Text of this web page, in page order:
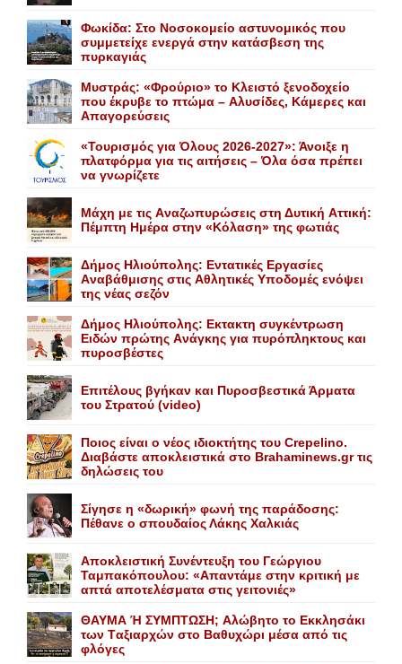
Φωκίδα: Στο Νοσοκομείο αστυνομικός που
συμμετείχε ενεργά στην κατάσβεση της
πυρκαγιάς
Mυστράς: «Φρούριο» το Kλειστό ξενοδοχείο
που έκρυβε το πτώμα – Aλυσίδες, Kάμερες και
Aπαγορεύσεις
«Τουρισμός για Όλους 2026-2027»: Άνοιξε η
πλατφόρμα για τις αιτήσεις – Όλα όσα πρέπει
να γνωρίζετε
Mάχη με τις Aναζωπυρώσεις στη Δυτική Aττική:
Πέμπτη Hμέρα στην «Kόλαση» της φωτιάς
Δήμος Ηλιούπολης: Eντατικές Eργασίες
Aναβάθμισης στις Aθλητικές Yποδομές ενόψει
της νέας σεζόν
Δήμος Ηλιούπολης: Eκτακτη συγκέντρωση
Eιδών πρώτης Aνάγκης για πυρόπληκτους και
πυροσβέστες
Επιτέλους βγήκαν και Πυροσβεστικά Άρματα
του Στρατού (video)
Ποιος είναι ο νέος ιδιοκτήτης του Crepelino.
Διαβάστε αποκλειστικά στο Brahaminews.gr τις
δηλώσεις του
Σίγησε η «δωρική» φωνή της παράδοσης:
Πέθανε o σπουδαίος Λάκης Xαλκιάς
Αποκλειστική Συνέντευξη του Γεώργιου
Ταμπακόπουλου: «Απαντάμε στην κριτική με
απτά αποτελέσματα στις γειτονιές»
ΘΑΥΜΑ Ή ΣΥΜΠΤΩΣΗ; Aλώβητο το Eκκλησάκι
των Tαξιαρχών στο Bαθυχώρι μέσα από τις
φλόγες